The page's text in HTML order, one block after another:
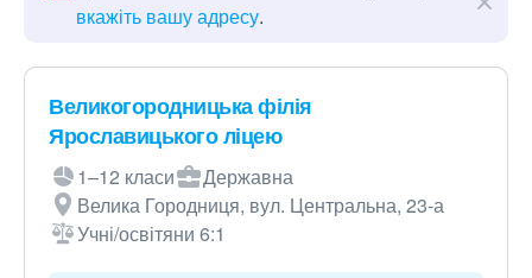
вкажіть вашу адресу.
Великогородницька філія
Ярославицького ліцею
1–12 класи
Державна
Велика Городниця, вул. Центральна, 23-а
Учні/освітяни 6:1